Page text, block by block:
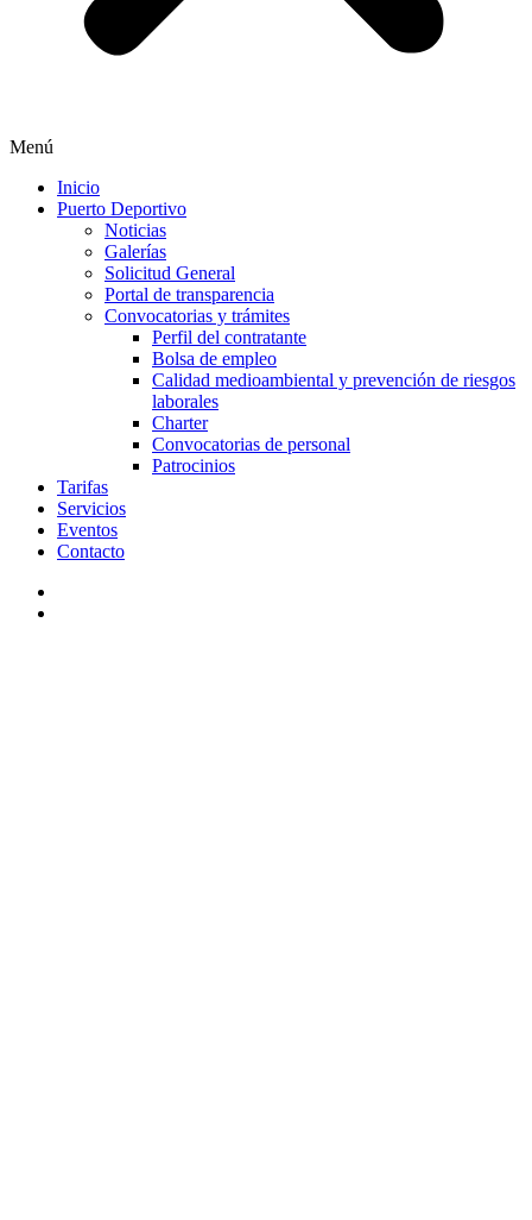
Menú
Inicio
Puerto Deportivo
Noticias
Galerías
Solicitud General
Portal de transparencia
Convocatorias y trámites
Perfil del contratante
Bolsa de empleo
Calidad medioambiental y prevención de riesgos
laborales
Charter
Convocatorias de personal
Patrocinios
Tarifas
Servicios
Eventos
Contacto